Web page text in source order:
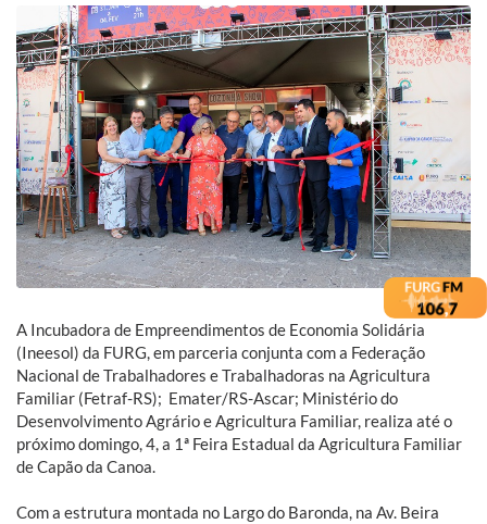
A Incubadora de Empreendimentos de Economia Solidária
(Ineesol) da FURG, em parceria conjunta com a Federação
Nacional de Trabalhadores e Trabalhadoras na Agricultura
Familiar (Fetraf-RS); Emater/RS-Ascar; Ministério do
Desenvolvimento Agrário e Agricultura Familiar, realiza até o
próximo domingo, 4, a 1ª Feira Estadual da Agricultura Familiar
de Capão da Canoa.
Com a estrutura montada no Largo do Baronda, na Av. Beira